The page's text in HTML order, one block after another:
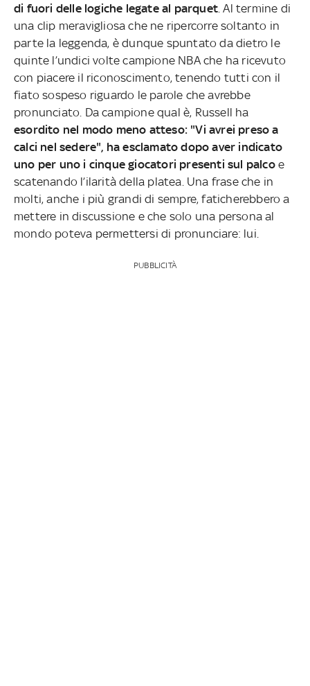
di fuori delle logiche legate al parquet . Al termine di
una clip meravigliosa che ne ripercorre soltanto in
parte la leggenda, è dunque spuntato da dietro le
quinte l’undici volte campione NBA che ha ricevuto
con piacere il riconoscimento, tenendo tutti con il
fiato sospeso riguardo le parole che avrebbe
pronunciato. Da campione qual è, Russell ha
esordito nel modo meno atteso: "Vi avrei preso a
calci nel sedere", ha esclamato dopo aver indicato
uno per uno i cinque giocatori presenti sul palcoe
scatenando l’ilarità della platea. Una frase che in
molti, anche i più grandi di sempre, faticherebbero a
mettere in discussione e che solo una persona al
mondo poteva permettersi di pronunciare: lui.
PUBBLICITÀ